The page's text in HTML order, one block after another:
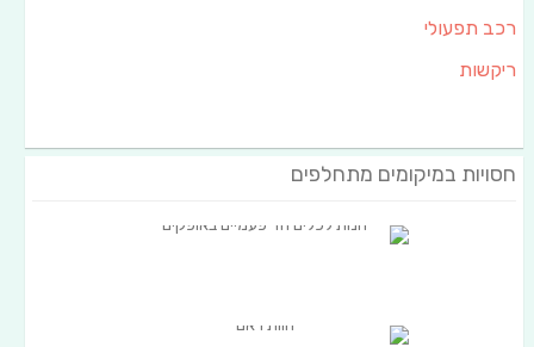
רכב תפעולי
ריקשות
חסויות במיקומים מתחלפים